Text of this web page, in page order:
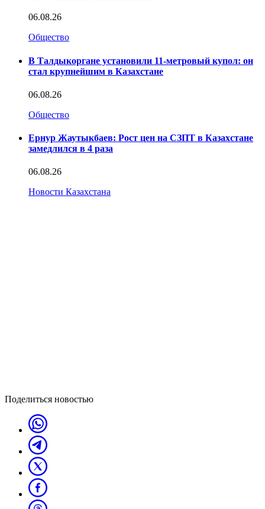
06.08.26
Общество
В Талдыкоргане установили 11-метровый купол: он
стал крупнейшим в Казахстане
06.08.26
Общество
Ернур Жаутыкбаев: Рост цен на СЗПТ в Казахстане
замедлился в 4 раза
06.08.26
Новости Казахстана
Поделиться новостью